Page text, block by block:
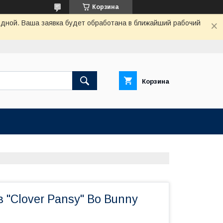
Корзина
Ваша заявка будет обработана в ближайший рабочий
Корзина
"Clover Pansy" Bo Bunny